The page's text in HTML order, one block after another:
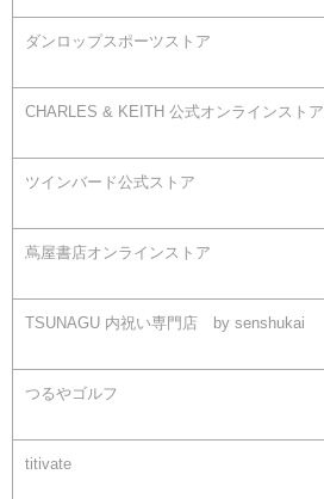
ダンロップスポーツストア
CHARLES & KEITH 公式オンラインストア
ツインバード公式ストア
蔦屋書店オンラインストア
TSUNAGU 内祝い専門店 by senshukai
つるやゴルフ
titivate